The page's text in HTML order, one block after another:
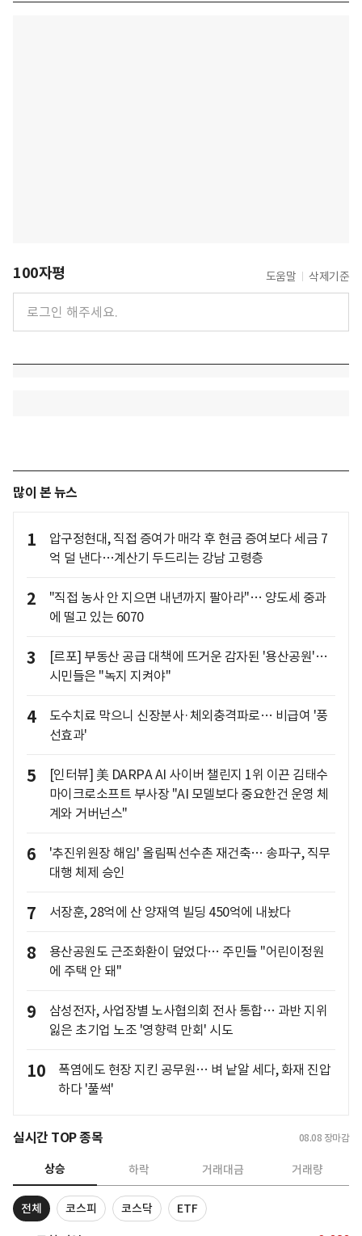
100자평 도움말 삭제기준
많이 본 뉴스
1
압구정현대, 직접 증여가 매각 후 현금 증여보다 세금 7
억 덜 낸다…계산기 두드리는 강남 고령층
2
"직접 농사 안 지으면 내년까지 팔아라"… 양도세 중과
에 떨고 있는 6070
3
[르포] 부동산 공급 대책에 뜨거운 감자된 '용산공원'…
시민들은 "녹지 지켜야"
4
도수치료 막으니 신장분사·체외충격파로… 비급여 '풍
선효과'
5
[인터뷰] 美 DARPA AI 사이버 챌린지 1위 이끈 김태수
마이크로소프트 부사장 "AI 모델보다 중요한건 운영 체
계와 거버넌스"
6
'추진위원장 해임' 올림픽선수촌 재건축… 송파구, 직무
대행 체제 승인
7 서장훈, 28억에 산 양재역 빌딩 450억에 내놨다
8
용산공원도 근조화환이 덮었다… 주민들 "어린이정원
에 주택 안 돼"
9
삼성전자, 사업장별 노사협의회 전사 통합… 과반 지위
잃은 초기업 노조 '영향력 만회' 시도
10
폭염에도 현장 지킨 공무원… 벼 낱알 세다, 화재 진압
하다 '풀썩'
실시간 TOP 종목 08.08 장마감
상승 하락 거래대금 거래량
전체 코스피 코스닥 ETF